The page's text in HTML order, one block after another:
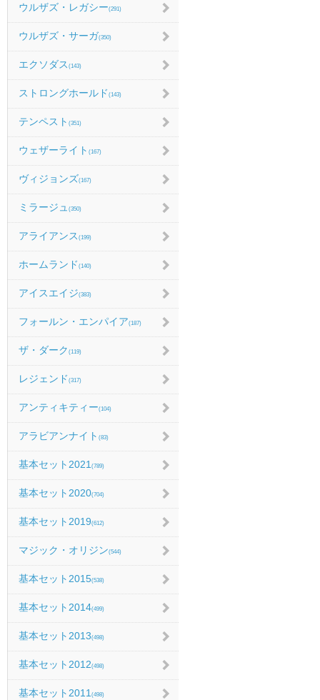
ウルザズ・レガシー(291)
ウルザズ・サーガ(350)
エクソダス (143)
ストロングホールド (143)
テンペスト (351)
ウェザーライト (167)
ヴィジョンズ(167)
ミラージュ (350)
アライアンス (199)
ホームランド (140)
アイスエイジ(383)
フォールン・エンパイア(187)
ザ・ダーク (119)
レジェンド (317)
アンティキティー(104)
アラビアンナイト (83)
基本セット2021 (789)
基本セット2020(704)
基本セット2019(612)
マジック・オリジン(544)
基本セット2015(538)
基本セット2014(499)
基本セット2013(498)
基本セット2012(498)
基本セット2011 (498)